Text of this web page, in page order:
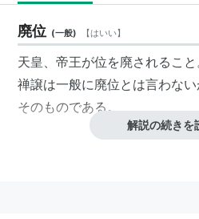
廃位 (一般) 【はいい】
天皇、帝王が位を廃されること
禅譲は一般に廃位とは言わな
そのものである。
解説の続きを